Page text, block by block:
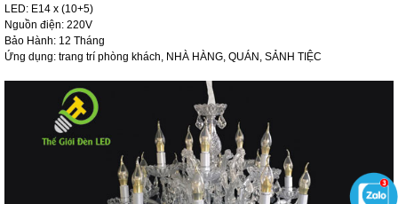
LED: E14 x (10+5)
Nguồn điện: 220V
Bảo Hành: 12 Tháng
Ứng dụng: trang trí phòng khách, NHÀ HÀNG, QUÁN, SẢNH TIỆC